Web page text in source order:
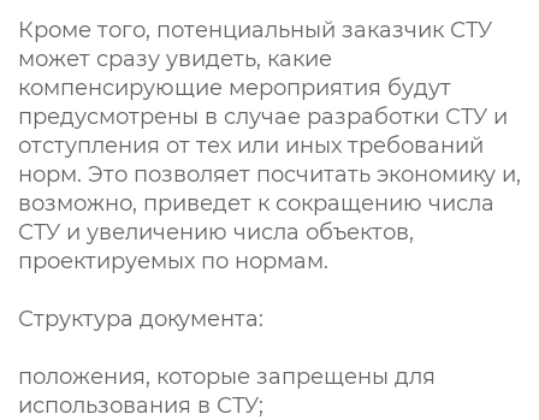
Кроме того, потенциальный заказчик СТУ
может сразу увидеть, какие
компенсирующие мероприятия будут
предусмотрены в случае разработки СТУ и
отступления от тех или иных требований
норм. Это позволяет посчитать экономику и,
возможно, приведет к сокращению числа
СТУ и увеличению числа объектов,
проектируемых по нормам.
Структура документа:
положения, которые запрещены для
использования в СТУ;